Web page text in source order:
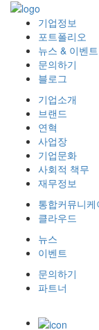
기업정보
포트폴리오
뉴스 & 이벤트
문의하기
블로그
기업소개
브랜드
연혁
사업장
기업문화
사회적 책무
재무정보
통합커뮤니케
클라우드
뉴스
이벤트
문의하기
파트너